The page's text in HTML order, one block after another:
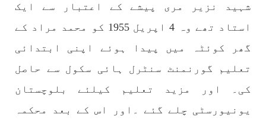
جبری گمشدگیوں کا بھی سامنا ہے- بلوچ وومن فورم
کوئٹہ شال: بلوچ وومن فورم کے نئی کابینہ، بلا
مقابلہ آرگنائزر بانک شلی ، ڈپٹی آرگنائزر
زکیہ ، شہناز بلوچ، ہانی بلوچ ، فرزانہ بلوچ،
SHARE
شہید نزیر مری پیشے کے اعتبار سے ایک
استاد تھے وہ 4 اپریل 1955 کو محمد مراد کے
گھر کوئٹہ میں پیدا ہوئے اپنی ابتدائی
تعلیم گورنمنٹ سنٹرل ہائی سکول سے حاصل
کی۔ اور مزید تعلیم کیلئے بلوچستان
یونیورسٹی چلے گئے ۔اور اس کے بعد محکمہ